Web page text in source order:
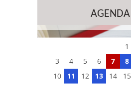
AGENDA
1
3
4 5 6 7 8
10
11 12 13 14 15